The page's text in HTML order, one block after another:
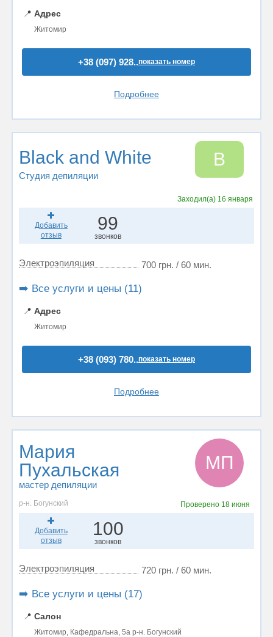
📍 Адрес
Житомир
+38 (097) 928..показать номер
Подробнее
Black and White
Студия депиляции
B
Заходил(а) 16 января
Добавить
отзыв
99
звонков
Электроэпиляция 700 грн. / 60 мин.
➡️ Все услуги и цены (11)
📍 Адрес
Житомир
+38 (093) 780..показать номер
Подробнее
Мария
Пухальская
мастер депиляции
МП
р-н. Богунский Проверено 18 июня
Добавить
отзыв
100
звонков
Электроэпиляция 720 грн. / 60 мин.
➡️ Все услуги и цены (17)
📍 Салон
Житомир, Кафедральна, 5а р-н. Богунский